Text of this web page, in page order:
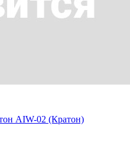
AIW-02 (Кратон)